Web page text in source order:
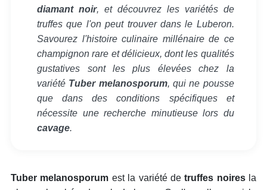
diamant noir, et découvrez les variétés de
truffes que l'on peut trouver dans le Luberon.
Savourez l'histoire culinaire millénaire de ce
champignon rare et délicieux, dont les qualités
gustatives sont les plus élevées chez la
variété Tuber melanosporum, qui ne pousse
que dans des conditions spécifiques et
nécessite une recherche minutieuse lors du
cavage.
Tuber melanosporum est la variété detruffes noiresla